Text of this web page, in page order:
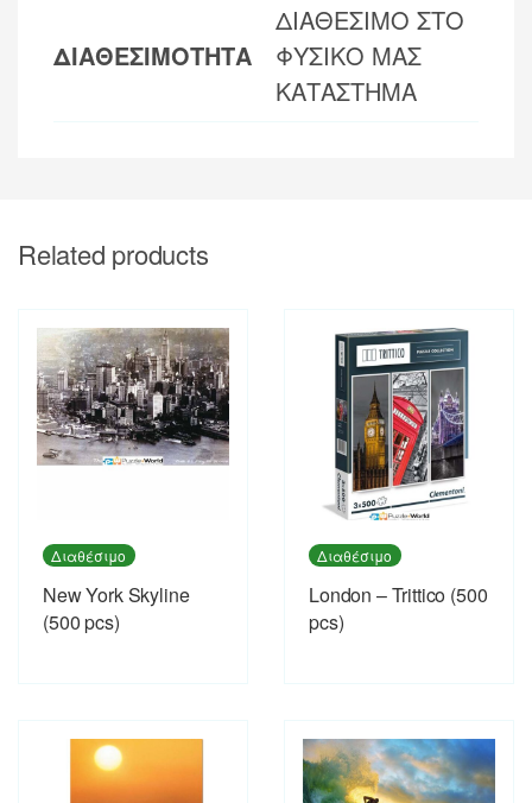
ΔΙΑΘΕΣΙΜΟΤΗΤΑ
ΔΙΑΘΕΣΙΜΟ ΣΤΟ
ΦΥΣΙΚΟ ΜΑΣ
ΚΑΤΑΣΤΗΜΑ
Related products
Διαθέσιμο
New York Skyline
(500 pcs)
Διαθέσιμο
London – Trittico (500
pcs)